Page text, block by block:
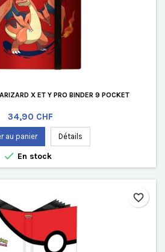
X ET Y PRO BINDER 9 POCKET
Prix
34,90 CHF
au panier Détails
 En stock
favorite_border